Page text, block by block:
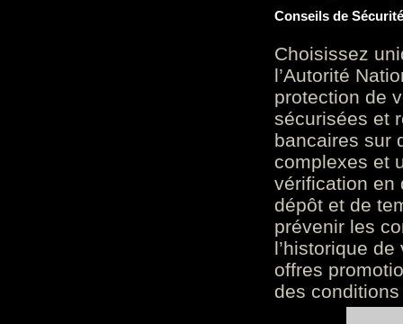
Conseils de
Choisissez
l’Autorité
protection de
sécurisées et
bancaires sur
complexes et
vérification en
dépôt et de
prévenir les
l’historique
offres
des